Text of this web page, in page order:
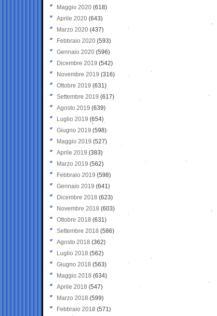
Maggio 2020 (618)
Aprile 2020 (643)
Marzo 2020 (437)
Febbraio 2020 (593)
Gennaio 2020 (596)
Dicembre 2019 (542)
Novembre 2019 (316)
Ottobre 2019 (631)
Settembre 2019 (617)
Agosto 2019 (639)
Luglio 2019 (654)
Giugno 2019 (598)
Maggio 2019 (527)
Aprile 2019 (383)
Marzo 2019 (562)
Febbraio 2019 (598)
Gennaio 2019 (641)
Dicembre 2018 (623)
Novembre 2018 (603)
Ottobre 2018 (631)
Settembre 2018 (586)
Agosto 2018 (362)
Luglio 2018 (562)
Giugno 2018 (563)
Maggio 2018 (634)
Aprile 2018 (547)
Marzo 2018 (599)
Febbraio 2018 (571)